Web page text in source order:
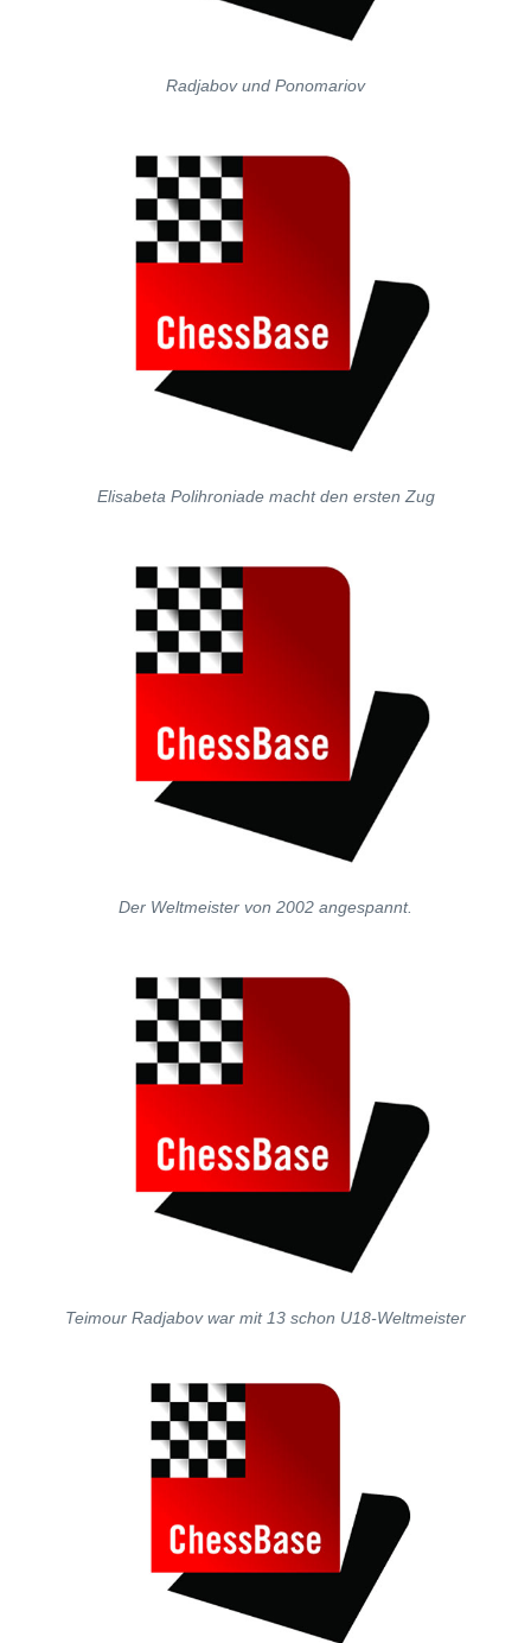
Radjabov und Ponomariov
Elisabeta Polihroniade macht den ersten Zug
Der Weltmeister von 2002 angespannt.
Teimour Radjabov war mit 13 schon U18-Weltmeister